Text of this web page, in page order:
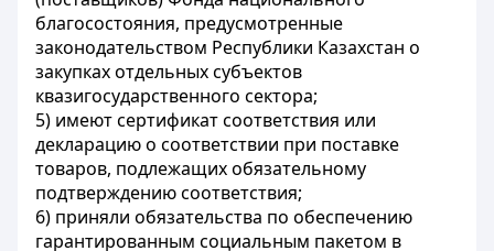
благосостояния, предусмотренные
законодательством Республики Казахстан о
закупках отдельных субъектов
квазигосударственного сектора;
5) имеют сертификат соответствия или
декларацию о соответствии при поставке
товаров, подлежащих обязательному
подтверждению соответствия;
6) приняли обязательства по обеспечению
гарантированным социальным пакетом в